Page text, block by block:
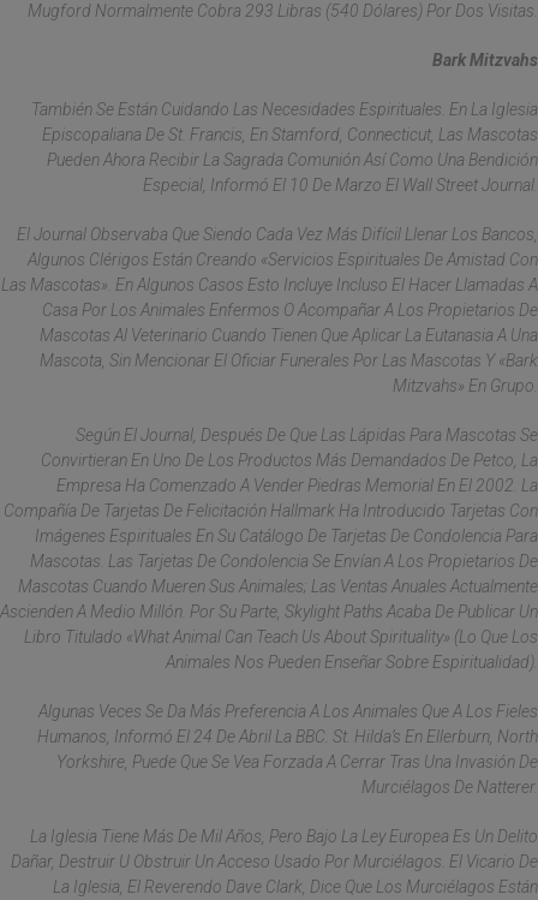
Mugford Normalmente Cobra 293 Libras (540 Dólares) Por Dos Visitas.
Bark Mitzvahs
También Se Están Cuidando Las Necesidades Espirituales. En La Iglesia
Episcopaliana De St. Francis, En Stamford, Connecticut, Las Mascotas
Pueden Ahora Recibir La Sagrada Comunión Así Como Una Bendición
Especial, Informó El 10 De Marzo El Wall Street Journal.
El Journal Observaba Que Siendo Cada Vez Más Difícil Llenar Los Bancos,
Algunos Clérigos Están Creando «servicios Espirituales De Amistad Con
Las Mascotas». En Algunos Casos Esto Incluye Incluso El Hacer Llamadas A
Casa Por Los Animales Enfermos O Acompañar A Los Propietarios De
Mascotas Al Veterinario Cuando Tienen Que Aplicar La Eutanasia A Una
Mascota, Sin Mencionar El Oficiar Funerales Por Las Mascotas Y «bark
Mitzvahs» En Grupo.
Según El Journal, Después De Que Las Lápidas Para Mascotas Se
Convirtieran En Uno De Los Productos Más Demandados De Petco, La
Empresa Ha Comenzado A Vender Piedras Memorial En El 2002. La
Compañía De Tarjetas De Felicitación Hallmark Ha Introducido Tarjetas Con
Imágenes Espirituales En Su Catálogo De Tarjetas De Condolencia Para
Mascotas. Las Tarjetas De Condolencia Se Envían A Los Propietarios De
Mascotas Cuando Mueren Sus Animales; Las Ventas Anuales Actualmente
Ascienden A Medio Millón. Por Su Parte, Skylight Paths Acaba De Publicar Un
Libro Titulado «What Animal Can Teach Us About Spirituality» (Lo Que Los
Animales Nos Pueden Enseñar Sobre Espiritualidad).
Algunas Veces Se Da Más Preferencia A Los Animales Que A Los Fieles
Humanos, Informó El 24 De Abril La BBC. St. Hilda’s En Ellerburn, North
Yorkshire, Puede Que Se Vea Forzada A Cerrar Tras Una Invasión De
Murciélagos De Natterer.
La Iglesia Tiene Más De Mil Años, Pero Bajo La Ley Europea Es Un Delito
Dañar, Destruir U Obstruir Un Acceso Usado Por Murciélagos. El Vicario De
La Iglesia, El Reverendo Dave Clark, Dice Que Los Murciélagos Están